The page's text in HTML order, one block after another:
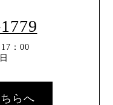
：00
らへ